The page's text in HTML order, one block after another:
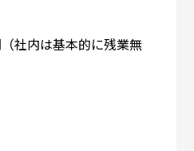
社内は基本的に残業無